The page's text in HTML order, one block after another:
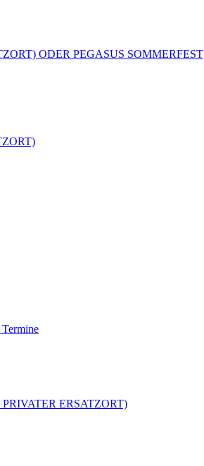
ODER PEGASUS SOMMERFEST
PRIVATER ERSATZORT)